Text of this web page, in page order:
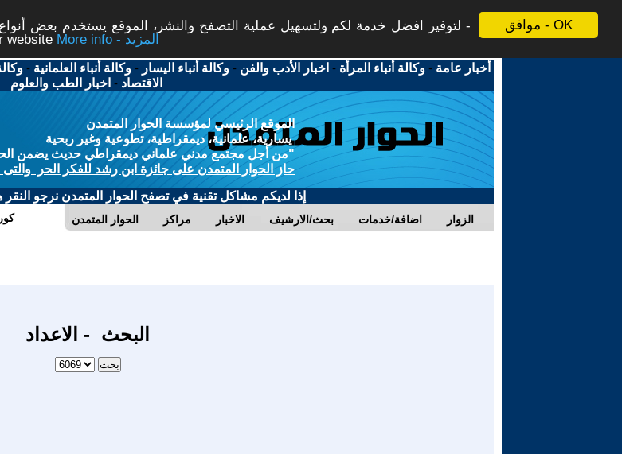
موافق - OK
لتوفير افضل خدمة لكم ولتسهيل عملية التصفح والنشر، الموقع يستخدم بعض
website
More info - المزيد
أخبار عامة -وكالة أنباء المرأة - اخبار الأدب والفن -وكالة أنباء اليسار -وكالة أنباء العلمانية -
الاقتصاد - اخبار الطب والعلوم
الموقع الرئيسي لمؤسسة الحوار المتمدن
يسارية، علمانية، ديمقراطية، تطوعية وغير ربحية
"من أجل مجتمع مدني علماني ديمقراطي حديث يضمن
حاز الحوار المتمدن على جائزة ابن رشد للفكر الحر والتى
إذا لديكم مشاكل تقنية في تصفح الحوار المتمدن نرجو النقر
الحوار المتمدن مراكز الاخبار بحث/الارشيف اضافة/خدمات الزوار
البحث - الاعداد